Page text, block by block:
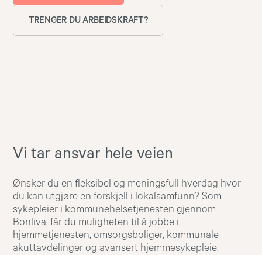
TRENGER DU ARBEIDSKRAFT?
Vi tar ansvar hele veien
Ønsker du en fleksibel og meningsfull hverdag hvor
du kan utgjøre en forskjell i lokalsamfunn? Som
sykepleier i kommunehelsetjenesten gjennom
Bonliva, får du muligheten til å jobbe i
hjemmetjenesten, omsorgsboliger, kommunale
akuttavdelinger og avansert hjemmesykepleie.